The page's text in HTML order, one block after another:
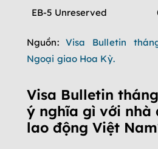
EB-5 Unreserved
EB-5 Rural
EB-5 Infrastructure
Nguồn:Visa Bulletin
Ngoại giao Hoa Kỳ.
Visa Bulletin
ý nghĩa gì với nhà
lao động Việt